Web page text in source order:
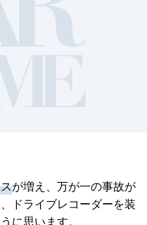
が増え、万が一の事故が
ドライブレコーダーを装
に思います。